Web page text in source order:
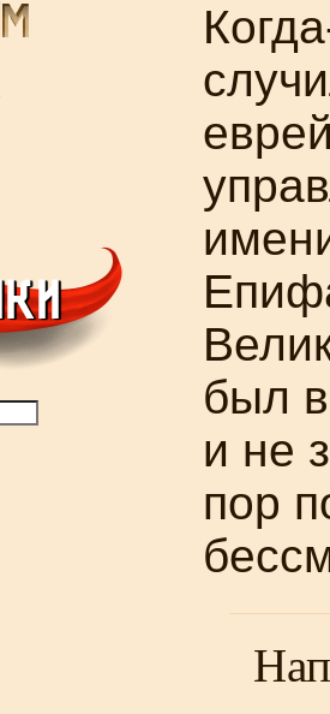
был
и не
пор